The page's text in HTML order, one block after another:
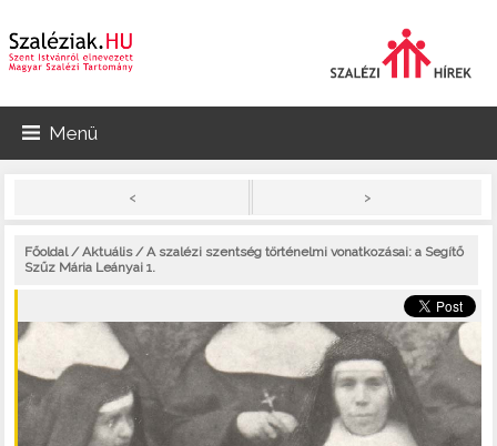
Menü
< >
Főoldal/Aktuális/ A szalézi szentség történelmi vonatkozásai: a Segítő
Szűz Mária Leányai 1.